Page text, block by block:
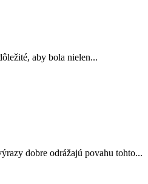
aby bola nielen...
dobre odrážajú povahu tohto...